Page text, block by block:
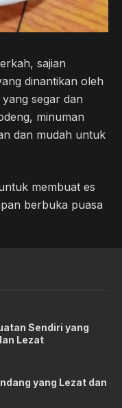
sajian
dinantikan oleh
segar dan
minuman
dan mudah untuk
membuat es
berbuka puasa
Sendiri yang
Lezat
yang Lezat dan